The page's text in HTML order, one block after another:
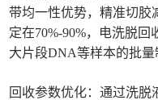
带均一性优势，精准切胶
定在70%-90%，电洗脱回
大片段DNA等样本的批量
回收参数优化：通过洗